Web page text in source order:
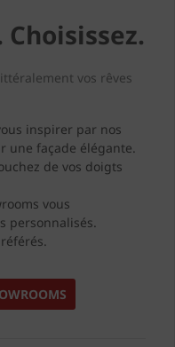
vos rêves
inspirer par nos
une façade élégante.
de vos doigts
vous
personnalisés.